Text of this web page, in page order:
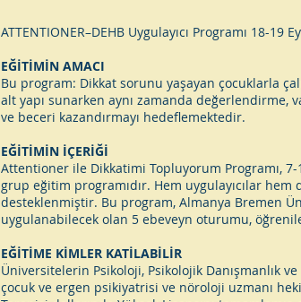
ATTENTIONER–DEHB Uygulayıcı Programı 18-
EĞİTİMİN AMACI
Bu program: Dikkat sorunu yaşayan çocuklarla
alt yapı sunarken aynı zamanda değerlendirme,
ve beceri kazandırmayı hedeflemektedir.
EĞİTİMİN İÇERİĞİ
Attentioner ile Dikkatimi Topluyorum Programı,
grup eğitim programıdır. Hem uygulayıcılar
desteklenmiştir. Bu program, Almanya Bremen
uygulanabilecek olan 5 ebeveyn oturumu,
EĞİTİME KİMLER KATİLABİLİR
Üniversitelerin Psikoloji, Psikolojik Danışmanlık
çocuk ve ergen psikiyatrisi ve nöroloji uzmanı